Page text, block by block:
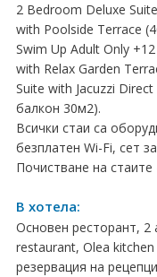
Австрия
Сърбия - E-Tours
Турция
Унгария
Швеция
2 Bedroom Deluxe
with Poolside Terrace
Swim Up Adult Only
with Relax Garden
Suite with Jacuzzi
балкон 30м2).
Всички стаи са
безплатен Wi-Fi, сет
Почистване на стаите
В хотела:
Основен ресторант, 2
restaurant, Olea
резервация на